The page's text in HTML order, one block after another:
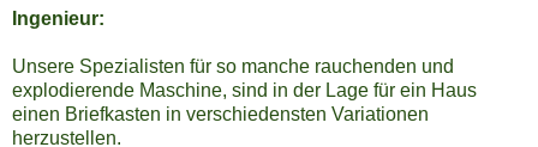
Ingenieur:
Unsere Spezialisten für so manche rauchenden und
explodierende Maschine, sind in der Lage für ein Haus
einen Briefkasten in verschiedensten Variationen
herzustellen.